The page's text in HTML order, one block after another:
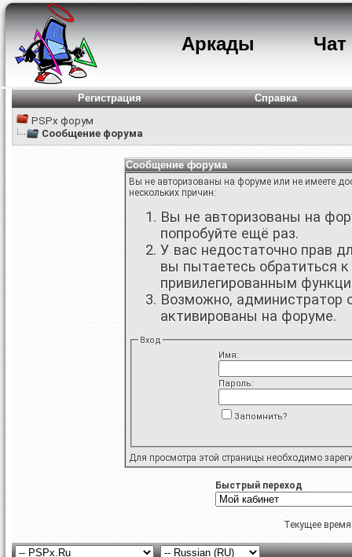
Аркады Чат
Регистрация
Справка
PSPx форум
Сообщение форума
Сообщение форума
Вы не авторизованы на форуме или не имеете
нескольких причин:
Вы не авторизованы на
попробуйте ещё раз.
У вас недостаточно прав
вы пытаетесь обратиться
привилегированным
Возможно, администратор
активированы на форуме.
Вход
Имя:
Пароль:
Запомнить?
Для просмотра этой страницы необходимо
Быстрый переход
Текущее